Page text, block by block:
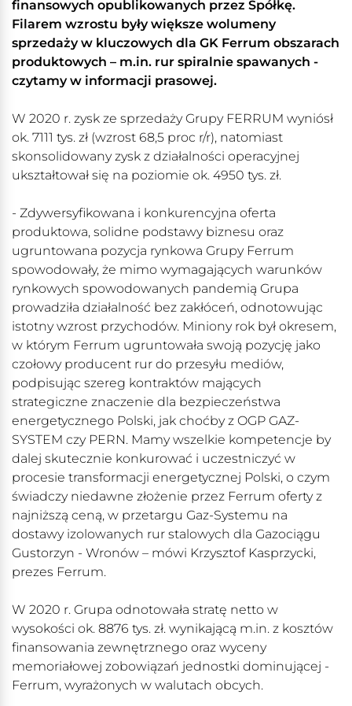
finansowych opublikowanych przez Spółkę.
Filarem wzrostu były większe wolumeny
sprzedaży w kluczowych dla GK Ferrum obszarach
produktowych – m.in. rur spiralnie spawanych -
czytamy w informacji prasowej.
W 2020 r. zysk ze sprzedaży Grupy FERRUM wyniósł
ok. 7111 tys. zł (wzrost 68,5 proc r/r), natomiast
skonsolidowany zysk z działalności operacyjnej
ukształtował się na poziomie ok. 4950 tys. zł.
- Zdywersyfikowana i konkurencyjna oferta
produktowa, solidne podstawy biznesu oraz
ugruntowana pozycja rynkowa Grupy Ferrum
spowodowały, że mimo wymagających warunków
rynkowych spowodowanych pandemią Grupa
prowadziła działalność bez zakłóceń, odnotowując
istotny wzrost przychodów. Miniony rok był okresem,
w którym Ferrum ugruntowała swoją pozycję jako
czołowy producent rur do przesyłu mediów,
podpisując szereg kontraktów mających
strategiczne znaczenie dla bezpieczeństwa
energetycznego Polski, jak choćby z OGP GAZ-
SYSTEM czy PERN. Mamy wszelkie kompetencje by
dalej skutecznie konkurować i uczestniczyć w
procesie transformacji energetycznej Polski, o czym
świadczy niedawne złożenie przez Ferrum oferty z
najniższą ceną, w przetargu Gaz-Systemu na
dostawy izolowanych rur stalowych dla Gazociągu
Gustorzyn - Wronów – mówi Krzysztof Kasprzycki,
prezes Ferrum.
W 2020 r. Grupa odnotowała stratę netto w
wysokości ok. 8876 tys. zł. wynikającą m.in. z kosztów
finansowania zewnętrznego oraz wyceny
memoriałowej zobowiązań jednostki dominującej -
Ferrum, wyrażonych w walutach obcych.